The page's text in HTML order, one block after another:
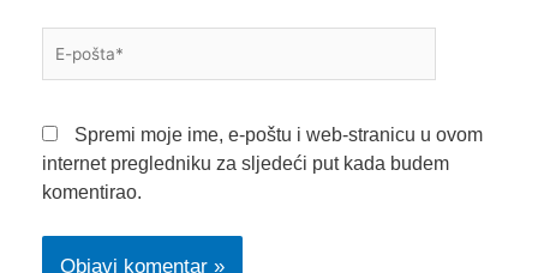
pošta*
Spremi moje ime, e-poštu i web-stranicu u ovom
internet pregledniku za sljedeći put kada budem
komentirao.